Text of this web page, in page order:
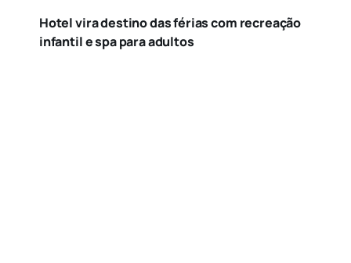
Hotel vira destino das férias com recreação
infantil e spa para adultos